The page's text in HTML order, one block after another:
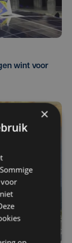
wint voor
×